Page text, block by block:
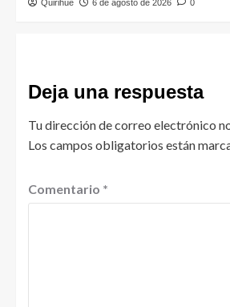
Quirihue 6 de agosto de 2026 0
Deja una respuesta
Tu dirección de correo electrónico
Los campos obligatorios están
Comentario *